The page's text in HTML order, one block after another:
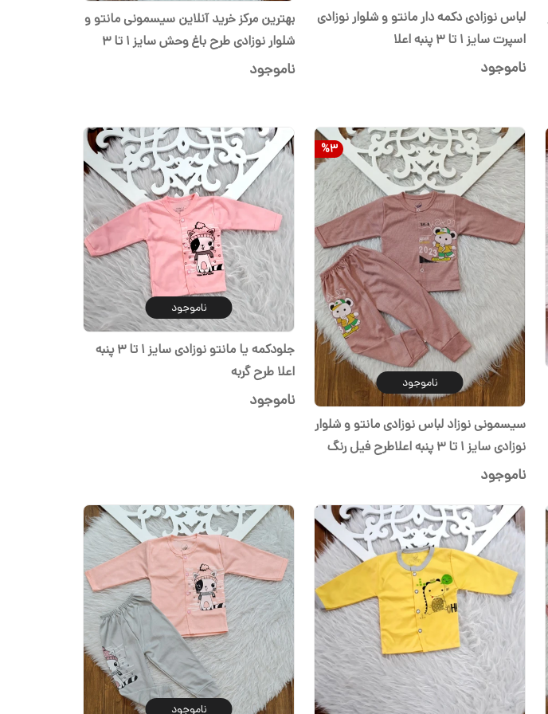
لباس نوزادی دکمه دار مانتو و شلوار نوزادی
اسپرت سایز ۱ تا ۳ پنبه اعلا
ناموجود
بهترین مرکز خرید آنلاین سیسمونی مانتو و
شلوار نوزادی طرح باغ وحش سایز ۱ تا ۳
پنبه اعلا اسپرت
ناموجود
%3
ناموجود
سیسمونی نوزاد لباس نوزادی مانتو و شلوار
نوزادی سایز ۱ تا ۳ پنبه اعلاطرح فیل رنگ
کالباسی
ناموجود
ناموجود
جلودکمه یا مانتو نوزادی سایز ۱ تا ۳ پنبه
اعلا طرح گربه
ناموجود
ناموجود